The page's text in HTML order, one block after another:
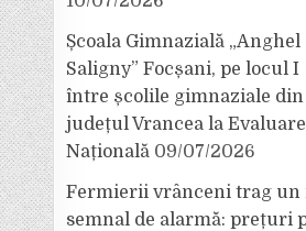
Școala Gimnazială „Anghel
Saligny” Focșani, pe locul I
între școlile gimnaziale din
județul Vrancea la
Națională 09/07/2026
Fermierii vrânceni trag un
semnal de alarmă: prețuri